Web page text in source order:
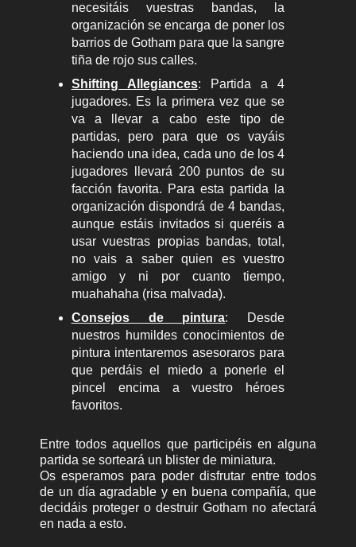
necesitáis vuestras bandas, la
organización se encarga de poner los
barrios de Gotham para que la sangre
tiña de rojo sus calles.
Shifting Allegiances: Partida a 4
jugadores. Es la primera vez que se
va a llevar a cabo este tipo de
partidas, pero para que os vayáis
haciendo una idea, cada uno de los 4
jugadores llevará 200 puntos de su
facción favorita. Para esta partida la
organización dispondrá de 4 bandas,
aunque estáis invitados si queréis a
usar vuestras propias bandas, total,
no vais a saber quien es vuestro
amigo y ni por cuanto tiempo,
muahahaha (risa malvada).
Consejos de pintura: Desde
nuestros humildes conocimientos de
pintura intentaremos asesoraros para
que perdáis el miedo a ponerle el
pincel encima a vuestro héroes
favoritos.
Entre todos aquellos que participéis en alguna
partida se sorteará un blister de miniatura.
Os esperamos para poder disfrutar entre todos
de un día agradable y en buena compañía, que
decidáis proteger o destruir Gotham no afectará
en nada a esto.